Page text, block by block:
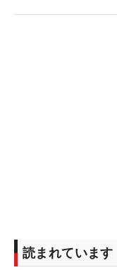
読まれています